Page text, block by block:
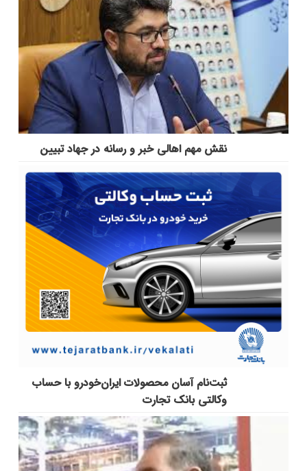
نقش مهم اهالی خبر و رسانه در جهاد تبیین
ثبت‌نام آسان محصولات ایران‌خودرو با حساب
وکالتی بانک تجارت